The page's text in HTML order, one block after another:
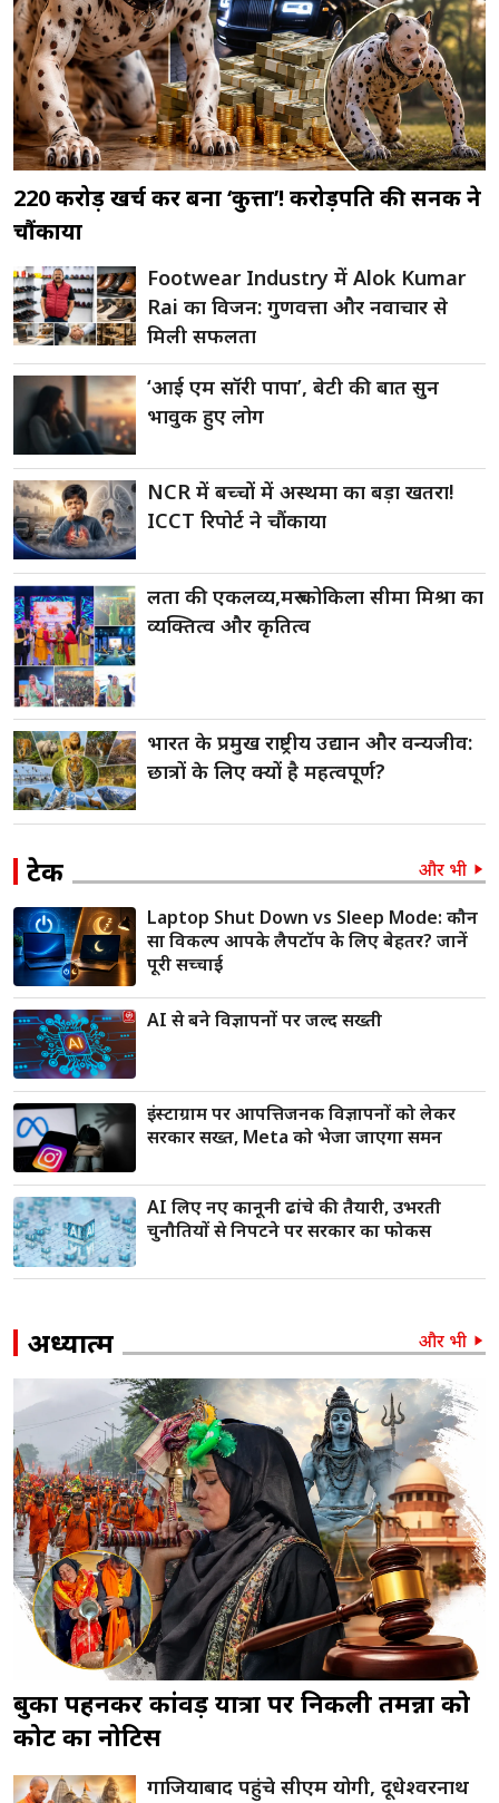
220 करोड़ खर्च कर बना ‘कुत्ता’! करोड़पति की सनक ने
चौंकाया
Footwear Industry में Alok Kumar
Rai का विजन: गुणवत्ता और नवाचार से
मिली सफलता
‘आई एम सॉरी पापा’, बेटी की बात सुन
भावुक हुए लोग
NCR में बच्चों में अस्थमा का बड़ा खतरा!
ICCT रिपोर्ट ने चौंकाया
लता की एकलव्य,मरु कोकिला सीमा मिश्रा का
व्यक्तित्व और कृतित्व
भारत के प्रमुख राष्ट्रीय उद्यान और वन्यजीव:
छात्रों के लिए क्यों है महत्वपूर्ण?
टेक
और भी
Laptop Shut Down vs Sleep Mode: कौन
सा विकल्प आपके लैपटॉप के लिए बेहतर? जानें
पूरी सच्चाई
AI से बने विज्ञापनों पर जल्द सख्ती
इंस्टाग्राम पर आपत्तिजनक विज्ञापनों को लेकर
सरकार सख्त, Meta को भेजा जाएगा समन
AI लिए नए कानूनी ढांचे की तैयारी, उभरती
चुनौतियों से निपटने पर सरकार का फोकस
अध्यात्म और भी
बुर्का पहनकर कांवड़ यात्रा पर निकली तमन्ना को
कोर्ट का नोटिस
गाजियाबाद पहुंचे सीएम योगी, दूधेश्वरनाथ